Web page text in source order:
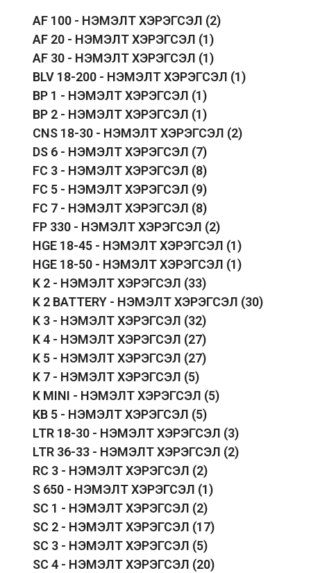
AF 100 - НЭМЭЛТ ХЭРЭГСЭЛ (2)
AF 20 - НЭМЭЛТ ХЭРЭГСЭЛ (1)
AF 30 - НЭМЭЛТ ХЭРЭГСЭЛ (1)
BLV 18-200 - НЭМЭЛТ ХЭРЭГСЭЛ (1)
BP 1 - НЭМЭЛТ ХЭРЭГСЭЛ (1)
BP 2 - НЭМЭЛТ ХЭРЭГСЭЛ (1)
CNS 18-30 - НЭМЭЛТ ХЭРЭГСЭЛ (2)
DS 6 - НЭМЭЛТ ХЭРЭГСЭЛ (7)
FC 3 - НЭМЭЛТ ХЭРЭГСЭЛ (8)
FC 5 - НЭМЭЛТ ХЭРЭГСЭЛ (9)
FC 7 - НЭМЭЛТ ХЭРЭГСЭЛ (8)
FP 330 - НЭМЭЛТ ХЭРЭГСЭЛ (2)
HGE 18-45 - НЭМЭЛТ ХЭРЭГСЭЛ (1)
HGE 18-50 - НЭМЭЛТ ХЭРЭГСЭЛ (1)
K 2 - НЭМЭЛТ ХЭРЭГСЭЛ (33)
K 2 BATTERY - НЭМЭЛТ ХЭРЭГСЭЛ (30)
K 3 - НЭМЭЛТ ХЭРЭГСЭЛ (32)
K 4 - НЭМЭЛТ ХЭРЭГСЭЛ (27)
K 5 - НЭМЭЛТ ХЭРЭГСЭЛ (27)
K 7 - НЭМЭЛТ ХЭРЭГСЭЛ (5)
K MINI - НЭМЭЛТ ХЭРЭГСЭЛ (5)
KB 5 - НЭМЭЛТ ХЭРЭГСЭЛ (5)
LTR 18-30 - НЭМЭЛТ ХЭРЭГСЭЛ (3)
LTR 36-33 - НЭМЭЛТ ХЭРЭГСЭЛ (2)
RC 3 - НЭМЭЛТ ХЭРЭГСЭЛ (2)
S 650 - НЭМЭЛТ ХЭРЭГСЭЛ (1)
SC 1 - НЭМЭЛТ ХЭРЭГСЭЛ (2)
SC 2 - НЭМЭЛТ ХЭРЭГСЭЛ (17)
SC 3 - НЭМЭЛТ ХЭРЭГСЭЛ (5)
SC 4 - НЭМЭЛТ ХЭРЭГСЭЛ (20)